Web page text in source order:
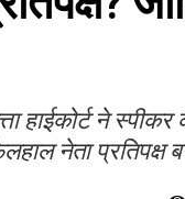
हाईकोर्ट ने
नेता प्रतिपक्ष